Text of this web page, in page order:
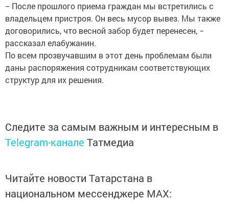
− После прошлого приема граждан мы встретились с
владельцем пристроя. Он весь мусор вывез. Мы также
договорились, что весной забор будет перенесен, −
рассказал елабужанин.
По всем прозвучавшим в этот день проблемам были
даны распоряжения сотрудникам соответствующих
структур для их решения.
Следите за самым важным и интересным в
Telegram-канале Татмедиа
Читайте новости Татарстана в
национальном мессенджере MАХ: